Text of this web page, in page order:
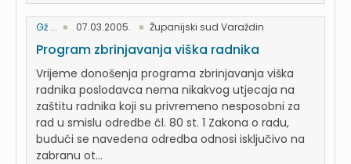
Gž ... 07.03.2005. Županijski sud Varaždin
Program zbrinjavanja viška radnika
Vrijeme donošenja programa zbrinjavanja viška
radnika poslodavca nema nikakvog utjecaja na
zaštitu radnika koji su privremeno nesposobni za
rad u smislu odredbe čl. 80 st. 1 Zakona o radu,
budući se navedena odredba odnosi isključivo na
zabranu ot...